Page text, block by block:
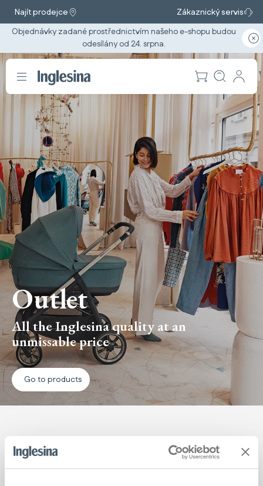
Najít prodejce
Zákaznický servis
Objednávky zadané prostřednictvím našeho e-shopu budou
odesílány od 24. srpna.
Outlet
All the Inglesina quality at an
unmissable price
Go to products
Objevte produkty Inglesina z předchozích kolekcí, stále
dostupné za zvýhodněné ceny, se stejnou kvalitou,